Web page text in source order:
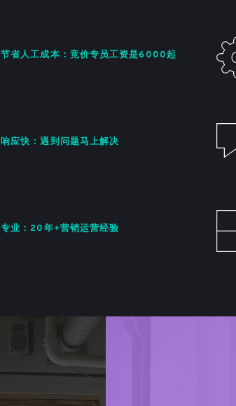
节省人工成本：竞价专员工资是6000起
响应快：遇到问题马上解决
专业：20年+营销运营经验